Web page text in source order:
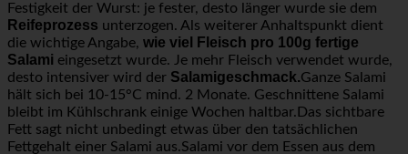
Festigkeit der Wurst: je fester, desto länger wurde sie dem
Reifeprozess unterzogen. Als weiterer Anhaltspunkt dient
die wichtige Angabe, wie viel Fleisch pro 100g fertige
Salami eingesetzt wurde. Je mehr Fleisch verwendet wurde,
desto intensiver wird der Salamigeschmack.Ganze Salami
hält sich bei 10-15°C mind. 2 Monate. Geschnittene Salami
bleibt im Kühlschrank einige Wochen haltbar.Das sichtbare
Fett sagt nicht unbedingt etwas über den tatsächlichen
Fettgehalt einer Salami aus.Salami vor dem Essen aus dem